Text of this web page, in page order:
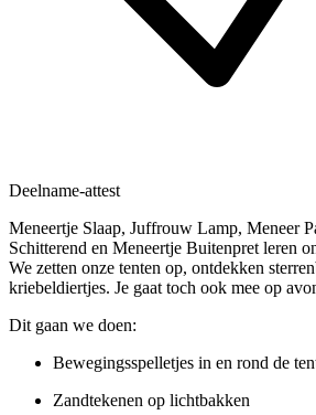
Deelname-attest
Meneertje Slaap, Juffrouw Lamp, Meneer
Schitterend en Meneertje Buitenpret leren
We zetten onze tenten op, ontdekken
kriebeldiertjes. Je gaat toch ook mee op
Dit gaan we doen:
Bewegingsspelletjes in en rond de
Zandtekenen op lichtbakken